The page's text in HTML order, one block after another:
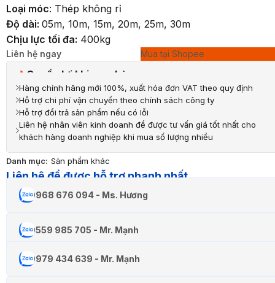
Loại móc: Thép không rỉ
Độ dài: 05m, 10m, 15m, 20m, 25m, 30m
Chịu lực tối đa: 400kg
Liên hệ ngay Mua tại Shopee
Quyền lợi khi mua hàng
Hàng chính hãng mới 100%, xuất hóa đơn VAT theo quy định
Hỗ trợ chi phí vận chuyển theo chính sách công ty
Hỗ trợ đổi trả sản phẩm nếu có lỗi
Liên hệ nhân viên kinh doanh để được tư vấn giá tốt nhất cho
khách hàng doanh nghiệp khi mua số lượng nhiều
Danh mục: Sản phẩm khác
Liên hệ để được hỗ trợ nhanh nhất
0968 676 094 - Ms. Hương
0559 985 705 - Mr. Mạnh
0979 434 639 - Mr. Mạnh